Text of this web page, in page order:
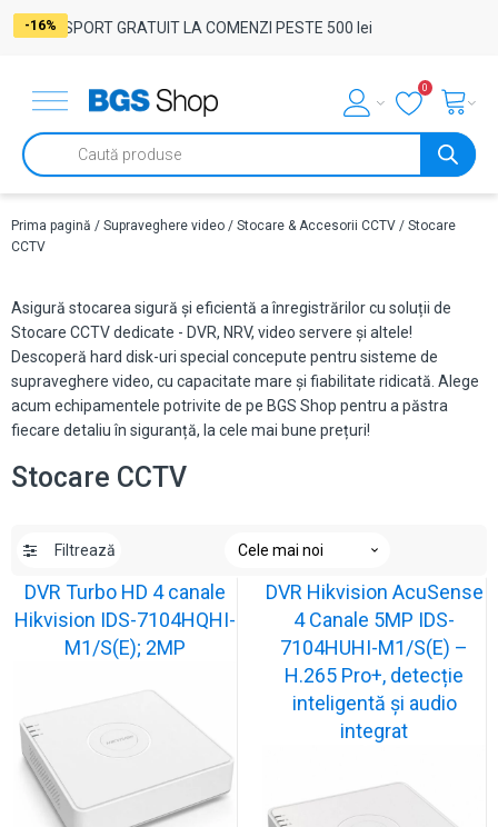
TRANSPORT GRATUIT LA COMENZI PESTE 500 lei
0
Products
search
Prima pagină / Supraveghere video / Stocare & Accesorii CCTV / Stocare
CCTV
Asigură stocarea sigură și eficientă a înregistrărilor cu soluții de
Stocare CCTV dedicate - DVR, NRV, video servere și altele!
Descoperă hard disk-uri special concepute pentru sisteme de
supraveghere video, cu capacitate mare și fiabilitate ridicată. Alege
acum echipamentele potrivite de pe BGS Shop pentru a păstra
fiecare detaliu în siguranță, la cele mai bune prețuri!
Stocare CCTV
Filtrează
DVR Turbo HD 4 canale
Hikvision IDS-7104HQHI-
M1/S(E); 2MP
-8%
DVR Hikvision AcuSense
4 Canale 5MP IDS-
7104HUHI-M1/S(E) –
H.265 Pro+, detecție
inteligentă și audio
integrat
-25%
-8%
-10%
-34%
-16%